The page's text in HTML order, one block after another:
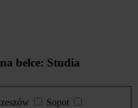
belce: Studia
Sopot